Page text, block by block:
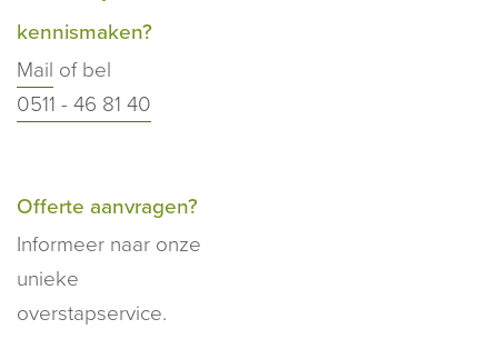
kennismaken?
Mail of bel
0511 - 46 81 40
Offerte aanvragen?
Informeer naar onze
unieke
overstapservice.